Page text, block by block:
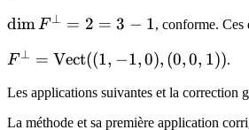
\dim
= 2 = 3 -
1
dim F⊥ = 2 = 3 − 1, conforme. Ces
F^{\perp} =
((1,-1,0),
(0,0,1))
F ⊥ = Vect((1, −1,0), (0,0, 1)).
Les applications suivantes et la correction
La méthode et sa première application